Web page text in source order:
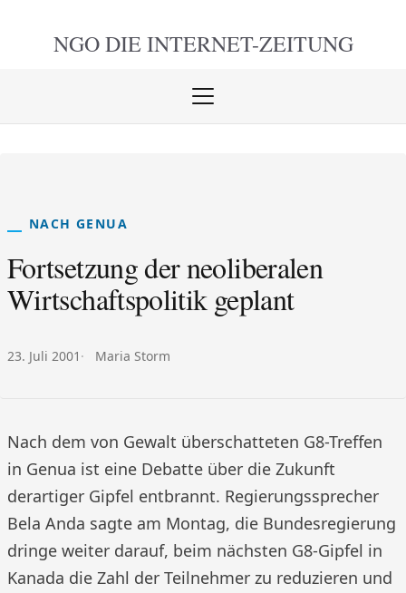
NGO DIE INTERNET-ZEITUNG
Menü
NACH GENUA
Fortsetzung der neoliberalen
Wirtschaftspolitik geplant
Veröffentlicht am:
23. Juli 2001 Autor:
Maria Storm
Nach dem von Gewalt überschatteten G8-Treffen
in Genua ist eine Debatte über die Zukunft
derartiger Gipfel entbrannt. Regierungssprecher
Bela Anda sagte am Montag, die Bundesregierung
dringe weiter darauf, beim nächsten G8-Gipfel in
Kanada die Zahl der Teilnehmer zu reduzieren und